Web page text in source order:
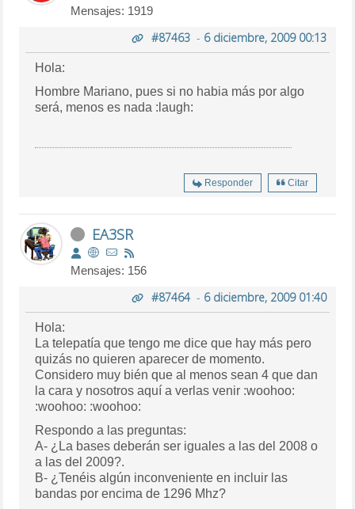
Mensajes: 1919
#87463- 6 diciembre, 2009 00:13
Hola:
Hombre Mariano, pues si no habia más por algo
será, menos es nada :laugh:
Responder Citar
EA3SR
Mensajes: 156
#87464- 6 diciembre, 2009 01:40
Hola:
La telepatía que tengo me dice que hay más pero
quizás no quieren aparecer de momento.
Considero muy bién que al menos sean 4 que dan
la cara y nosotros aquí a verlas venir :woohoo:
:woohoo: :woohoo:
Respondo a las preguntas:
A- ¿La bases deberán ser iguales a las del 2008 o
a las del 2009?.
B- ¿Tenéis algún inconveniente en incluir las
bandas por encima de 1296 Mhz?